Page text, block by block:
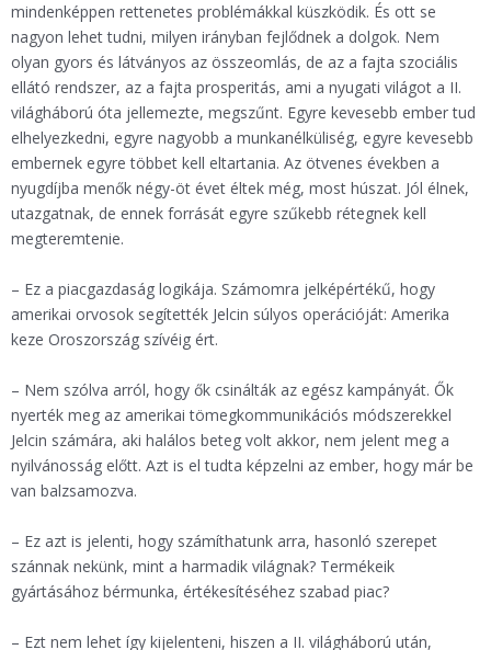
mindenképpen rettenetes problémákkal küszködik. És ott se
nagyon lehet tudni, milyen irányban fejlődnek a dolgok. Nem
olyan gyors és látványos az összeomlás, de az a fajta szociális
ellátó rendszer, az a fajta prosperitás, ami a nyugati világot a II.
világháború óta jellemezte, megszűnt. Egyre kevesebb ember tud
elhelyezkedni, egyre nagyobb a munkanélküliség, egyre kevesebb
embernek egyre többet kell eltartania. Az ötvenes években a
nyugdíjba menők négy-öt évet éltek még, most húszat. Jól élnek,
utazgatnak, de ennek forrását egyre szűkebb rétegnek kell
megteremtenie.
– Ez a piacgazdaság logikája. Számomra jelképértékű, hogy
amerikai orvosok segítették Jelcin súlyos operációját: Amerika
keze Oroszország szívéig ért.
– Nem szólva arról, hogy ők csinálták az egész kampányát. Ők
nyerték meg az amerikai tömegkommunikációs módszerekkel
Jelcin számára, aki halálos beteg volt akkor, nem jelent meg a
nyilvánosság előtt. Azt is el tudta képzelni az ember, hogy már be
van balzsamozva.
– Ez azt is jelenti, hogy számíthatunk arra, hasonló szerepet
szánnak nekünk, mint a harmadik világnak? Termékeik
gyártásához bérmunka, értékesítéséhez szabad piac?
– Ezt nem lehet így kijelenteni, hiszen a II. világháború után,